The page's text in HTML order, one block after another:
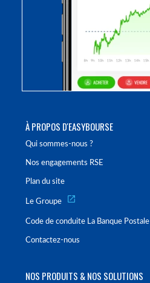
À PROPOS D'EASYBOURSE
Qui sommes-nous ?
Nos engagements RSE
Plan du site
Le Groupe
Code de conduite La Banque Postale
Contactez-nous
NOS PRODUITS & NOS SOLUTIONS